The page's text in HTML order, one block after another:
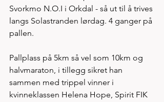
Svorkmo N.O.I i Orkdal - så ut til å trives
langs Solastranden lørdag. 4 ganger på
pallen.
Pallplass på 5km så vel som 10km og
halvmaraton, i tillegg sikret han
sammen med trippel vinner i
kvinneklassen Helena Hope, Spirit FIK